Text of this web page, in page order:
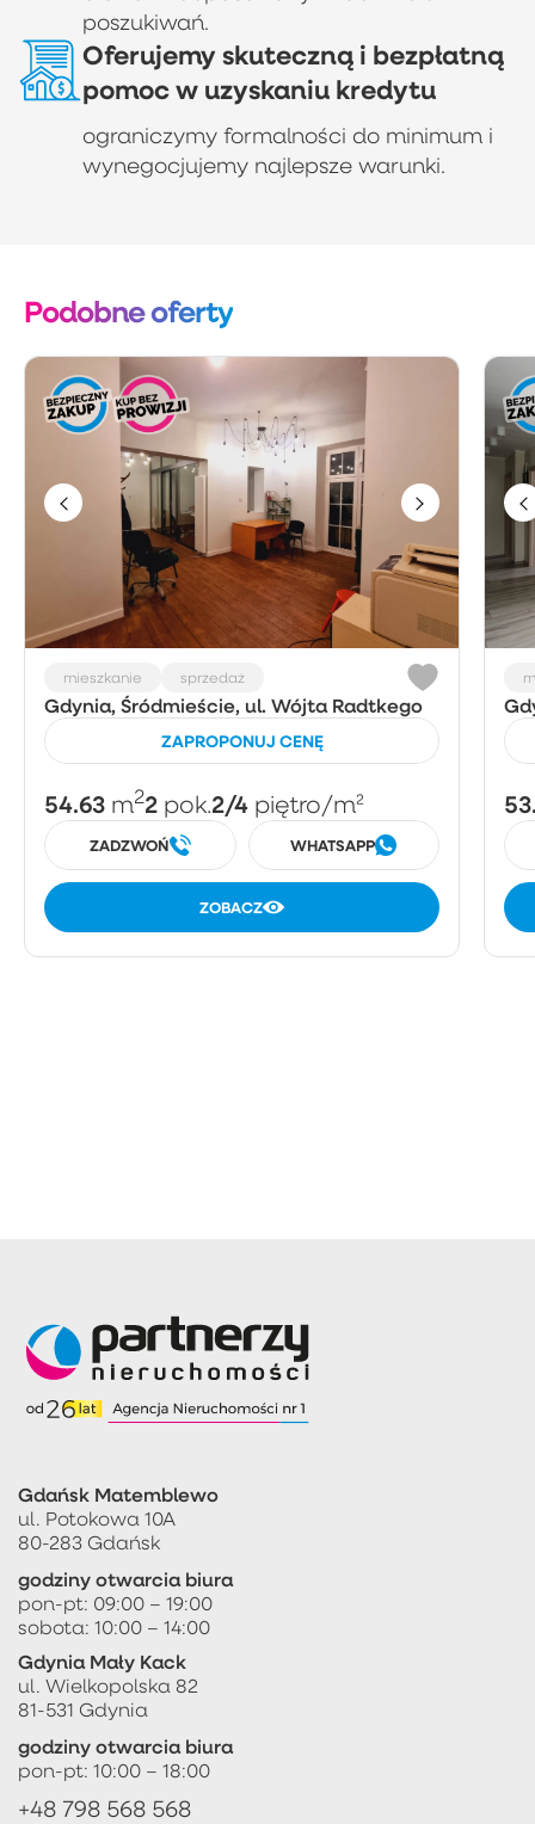
poszukiwań.
Oferujemy skuteczną i bezpłatną
pomoc w uzyskaniu kredytu
ograniczymy formalności do minimum i
wynegocjujemy najlepsze warunki.
Podobne oferty
mieszkanie sprzedaż
Gdynia, Śródmieście, ul. Wójta Radtkego
ZAPROPONUJ CENĘ
54.63 m22 pok.2/4 piętro/m²
ZADZWOŃ WHATSAPP
ZOBACZ
Gdańsk Matemblewo
ul. Potokowa 10A
80-283 Gdańsk
godziny otwarcia biura
pon-pt: 09:00 – 19:00
sobota: 10:00 – 14:00
Gdynia Mały Kack
ul. Wielkopolska 82
81-531 Gdynia
godziny otwarcia biura
pon-pt: 10:00 – 18:00
+48 798 568 568